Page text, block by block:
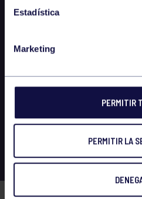
Estadística
Marketing
PERMITIR
PERMITIR LA